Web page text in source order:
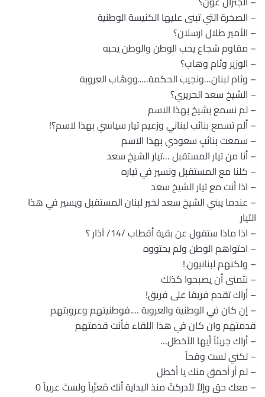
– الصخرة التي تبنى عليها الكنيسة الوطنية
– الأمير طلال ارسلان؟
– مقاوم شجاع يحب الوطن والوطن يحبه
– الوزير وئام وهاب؟
– وئام لبنان…ونجيب الحكمة…..ووهّاب العروبة
– الشيخ سعد الحريري؟
– لم نسمع بشيخ بهذا الاسم
– ألم تسمع بنائب لبناني وزعيم تيار سياسي بهذا لاسم؟!
– سمعت بنائبٍ سعودي بهذا الاسم
– أنا من تيار المستقبل …تيار الشيخ سعد
– كلنا مع المستقبل ونسير في تياره
– اذا أنت مع تيار الشيخ سعد
– عندما يبني الشيخ سعد لخير لبنان المستقبل ويسير في هذا
التيار
– اذا ماذا ستقول عن بقية أقطاب /14/ آذار ؟
– احتواهم الوطن ولم يحتووه
– ولكنهم لبنانيون.!
– نتمنى أن يصبحوا كذلك
– أراك تقدم فريقا على فريق!
– إن كان في الوطنية والعروبة ….فوطنيتهم وعروبتهم
قدمتهم وان كان في هذا اللقاء فأنت قدمتهم
– أراك جريئاً أيها الأخطل…
– لكني لست وقحاً
– لم أر أحمق منك يا أخطل
– معك حق وإلاّ لأدركتُ منذ البداية أنك مُعرَّباً ولستَ عربياً 0